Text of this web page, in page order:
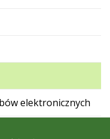
elektronicznych